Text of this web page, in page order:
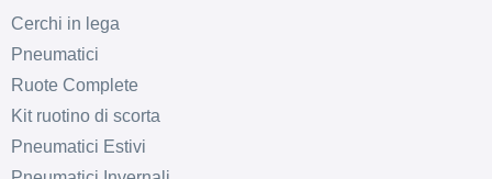
Cerchi in lega
Pneumatici
Ruote Complete
Kit ruotino di scorta
Pneumatici Estivi